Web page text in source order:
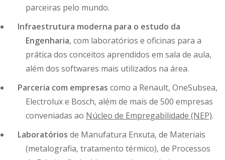
parceiras pelo mundo.
Infraestrutura moderna para o estudo da
Engenharia, com laboratórios e oficinas para a
prática dos conceitos aprendidos em sala de aula,
além dos softwares mais utilizados na área.
Parceria com empresas como a Renault, OneSubsea,
Electrolux e Bosch, além de mais de 500 empresas
conveniadas ao Núcleo de Empregabilidade (NEP).
Laboratórios de Manufatura Enxuta, de Materiais
(metalografia, tratamento térmico), de Processos